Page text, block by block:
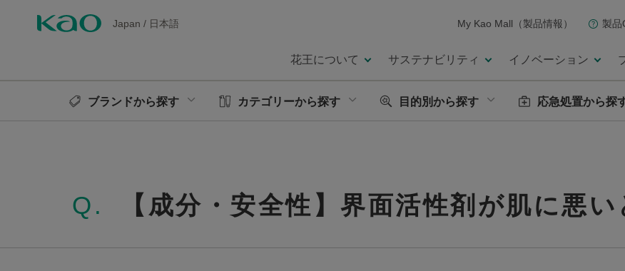
Japan / 日本語 My Kao Mall（製品情報） 製品
花王について サステナビリティ イノベーション
ブランドから探す カテゴリーから探す 目的別から探す 応急処置から探
Q. 【成分・安全性】界面活性剤が肌に悪